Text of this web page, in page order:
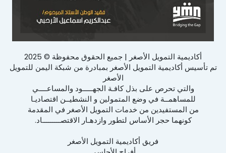
أكاديمية التمويل الأصغر | جميع الحقوق محفوظة © 2025
تم تأسيس أكاديمية التمويل الأصغر بمبادرة من شبكة اليمن للتمويل
الأصغر
والتي تحرص على بذل كافـة الجهـــــود والمساعــــي
للمساهمــة في وضع المتمولين و النشطيــن اقتصاديـا
من المستفيدين من خدمات التمويل الأصغر في المقدمة
كونهما حجر الأساس لتطور وازدهـار الاقتصـــــــــاد.
فريق أكاديمية التمويل الأصغر